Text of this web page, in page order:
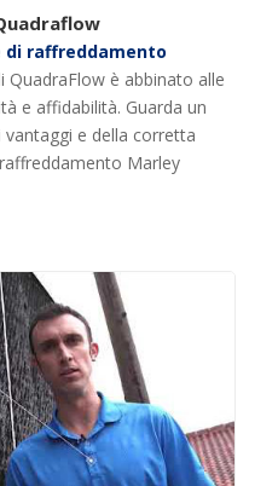
di raffreddamento
è abbinato alle
e affidabilità. Guarda un
e della corretta
Marley